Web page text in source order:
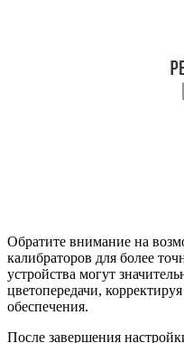
Обратите внимание на
калибраторов для более
устройства могут
цветопередачи,
обеспечения.
После завершения